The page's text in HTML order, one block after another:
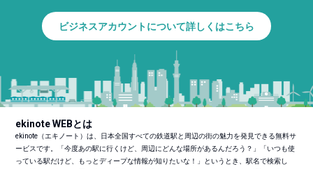
ビジネスアカウントについて詳しくはこちら
ekinote WEBとは
ekinote（エキノート）は、日本全国すべての鉄道駅と周辺の街の魅力を発見できる無料サ
ービスです。「今度あの駅に行くけど、周辺にどんな場所があるんだろう？」「いつも使
っている駅だけど、もっとディープな情報が知りたいな！」というとき、駅名で検索し